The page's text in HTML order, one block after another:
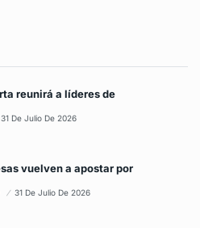
reunirá a líderes de
31 De Julio De 2026
vuelven a apostar por
31 De Julio De 2026